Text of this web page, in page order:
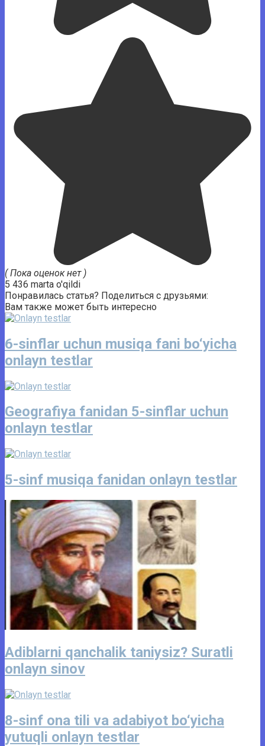
( Пока оценок нет )
5 436 marta o'qildi
Понравилась статья? Поделиться с друзьями:
Вам также может быть интересно
6-sinflar uchun musiqa fani bo‘yicha
onlayn testlar
Geografiya fanidan 5-sinflar uchun
onlayn testlar
5-sinf musiqa fanidan onlayn testlar
Adiblarni qanchalik taniysiz? Suratli
onlayn sinov
8-sinf ona tili va adabiyot bo‘yicha
yutuqli onlayn testlar